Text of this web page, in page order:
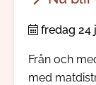
fredag 24
Från och
med